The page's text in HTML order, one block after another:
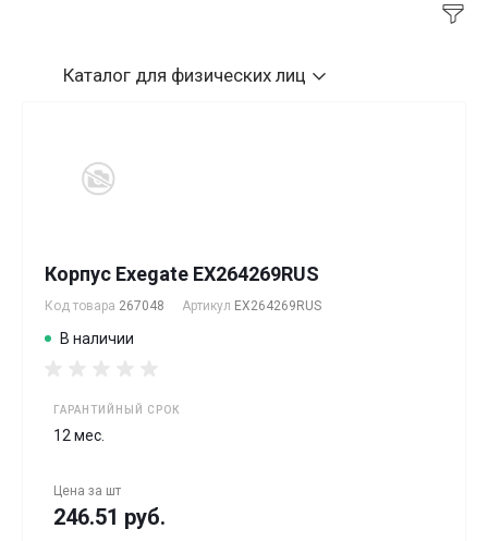
Каталог для физических лиц
Корпус Exegate EX264269RUS
Код товара 267048 Артикул EX264269RUS
В наличии
ГАРАНТИЙНЫЙ СРОК
12 мес.
Цена за шт
246.51 руб.